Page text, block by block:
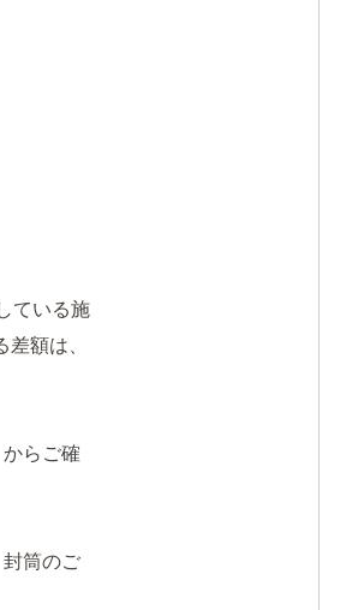
ている施
額は、
らご確
筒のご